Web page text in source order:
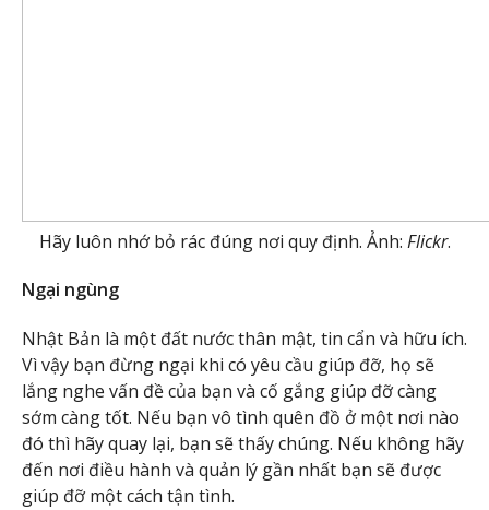
Hãy luôn nhớ bỏ rác đúng nơi quy định. Ảnh: Flickr.
Ngại ngùng
Nhật Bản là một đất nước thân mật, tin cẩn và hữu ích.
Vì vậy bạn đừng ngại khi có yêu cầu giúp đỡ, họ sẽ
lắng nghe vấn đề của bạn và cố gắng giúp đỡ càng
sớm càng tốt. Nếu bạn vô tình quên đồ ở một nơi nào
đó thì hãy quay lại, bạn sẽ thấy chúng. Nếu không hãy
đến nơi điều hành và quản lý gần nhất bạn sẽ được
giúp đỡ một cách tận tình.